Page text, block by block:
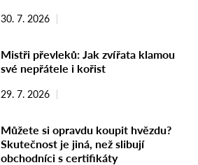
30. 7. 2026
Mistři převleků: Jak zvířata klamou
své nepřátele i kořist
29. 7. 2026
Můžete si opravdu koupit hvězdu?
Skutečnost je jiná, než slibují
obchodníci s certifikáty